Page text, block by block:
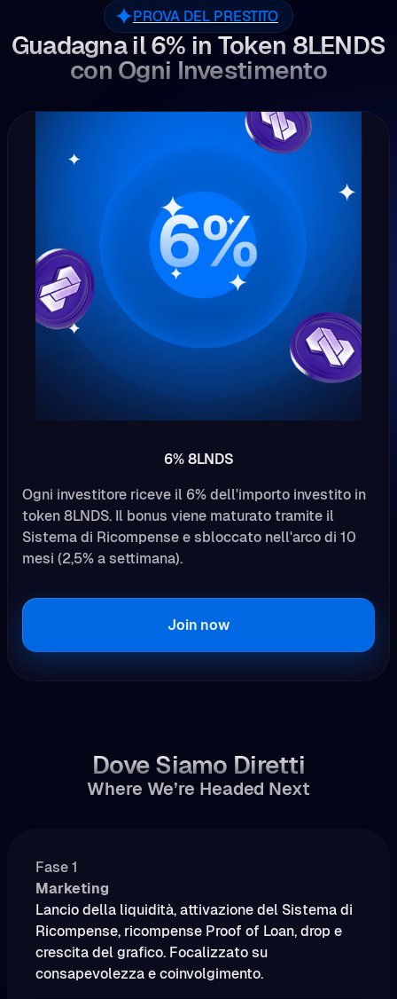
PROVA DEL PRESTITO
Guadagna il 6% in Token 8LENDS
con Ogni Investimento
6% 8LNDS
Ogni investitore riceve il 6% dell'importo investito in
token 8LNDS. Il bonus viene maturato tramite il
Sistema di Ricompense e sbloccato nell'arco di 10
mesi (2,5% a settimana).
Join now
Dove Siamo Diretti
Where We’re Headed Next
Fase 1
Marketing
Lancio della liquidità, attivazione del Sistema di
Ricompense, ricompense Proof of Loan, drop e
crescita del grafico. Focalizzato su
consapevolezza e coinvolgimento.